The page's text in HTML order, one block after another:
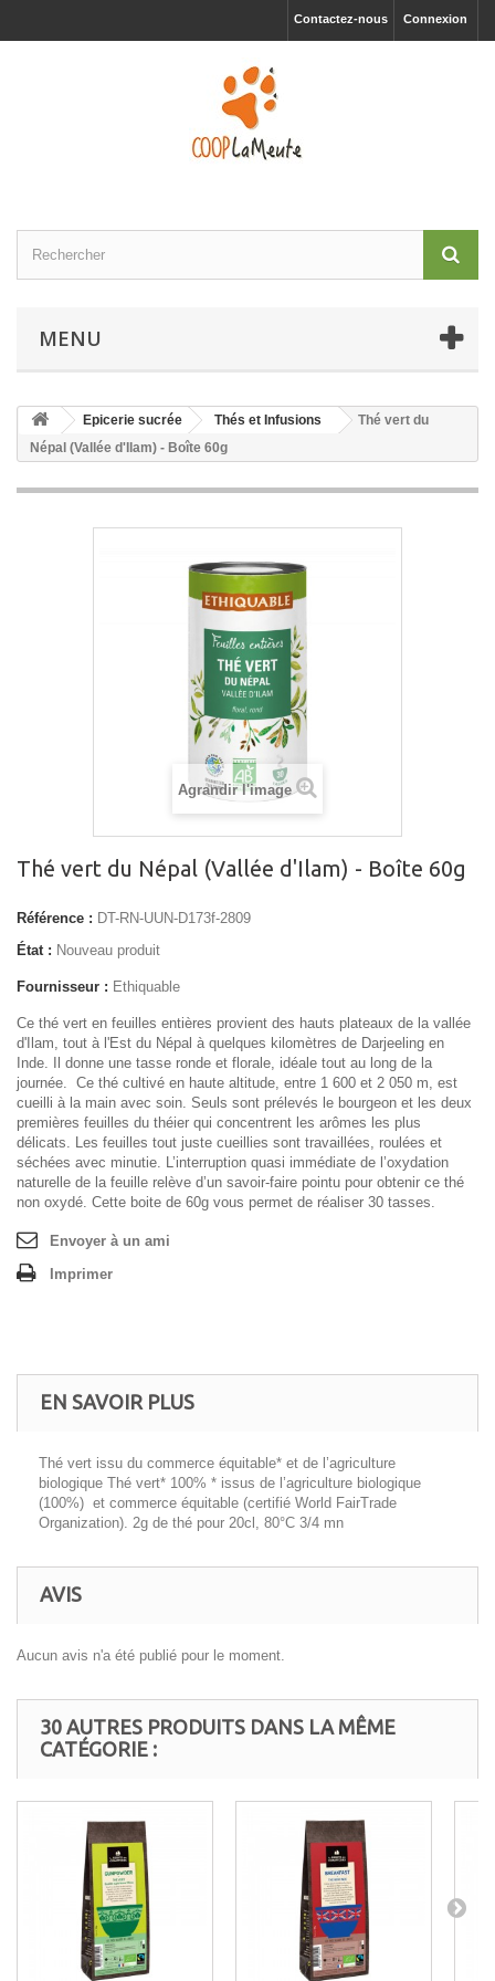
Connexion
Contactez-nous
MENU
Epicerie sucrée Thés et Infusions
Thé vert du
Népal (Vallée d'Ilam) - Boîte 60g
Agrandir l'image
Thé vert du Népal (Vallée d'Ilam) - Boîte 60g
Référence : DT-RN-UUN-D173f-2809
État : Nouveau produit
Fournisseur : Ethiquable
Ce thé vert en feuilles entières provient des hauts plateaux de la vallée
d'Ilam, tout à l'Est du Népal à quelques kilomètres de Darjeeling en
Inde. Il donne une tasse ronde et florale, idéale tout au long de la
journée. Ce thé cultivé en haute altitude, entre 1 600 et 2 050 m, est
cueilli à la main avec soin. Seuls sont prélevés le bourgeon et les deux
premières feuilles du théier qui concentrent les arômes les plus
délicats. Les feuilles tout juste cueillies sont travaillées, roulées et
séchées avec minutie. L’interruption quasi immédiate de l’oxydation
naturelle de la feuille relève d’un savoir-faire pointu pour obtenir ce thé
non oxydé. Cette boite de 60g vous permet de réaliser 30 tasses.
Envoyer à un ami
Imprimer
EN SAVOIR PLUS
Thé vert issu du commerce équitable* et de l’agriculture
biologique Thé vert* 100% * issus de l’agriculture biologique
(100%) et commerce équitable (certifié World FairTrade
Organization). 2g de thé pour 20cl, 80°C 3/4 mn
AVIS
Aucun avis n'a été publié pour le moment.
30 AUTRES PRODUITS DANS LA MÊME
CATÉGORIE :